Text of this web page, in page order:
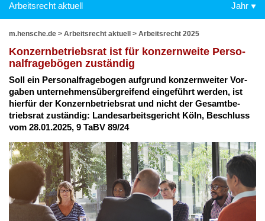
Arbeitsrecht aktuell Jahr
m.hensche.de > Arbeitsrecht aktuell > Arbeitsrecht 2025
Kon­zern­be­triebs­rat ist für kon­zern­wei­te Per­so­
nal­fra­ge­bö­gen zu­stän­dig
Soll ein Per­so­nal­fra­ge­bo­gen auf­grund kon­zern­wei­ter Vor­
ga­ben un­ter­neh­mens­über­grei­fend ein­ge­führt wer­den, ist
hier­für der Kon­zern­be­triebs­rat und nicht der Ge­samt­be­
triebs­rat zu­stän­dig: Lan­des­ar­beits­ge­richt Köln, Be­schluss
vom 28.01.2025, 9 TaBV 89/24